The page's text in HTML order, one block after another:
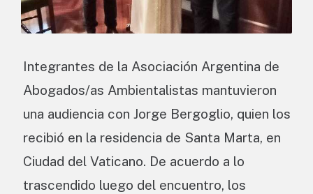
Integrantes de la Asociación Argentina de
Abogados/as Ambientalistas mantuvieron
una audiencia con Jorge Bergoglio, quien los
recibió en la residencia de Santa Marta, en
Ciudad del Vaticano. De acuerdo a lo
trascendido luego del encuentro, los